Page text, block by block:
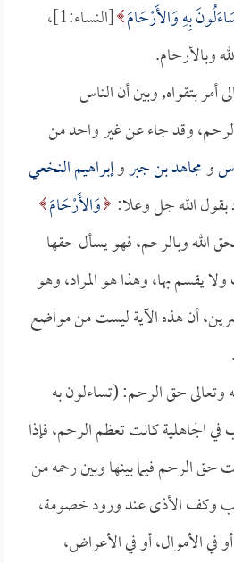
بِهِ وَالأَرْحَامَ
[النساء:1]،
وبالأرحام.
أمر بتقواه, وبين أن الناس
وقد جاء عن غير واحد من
ومجاهد بن جبروإبراهيم النخعي
بقول الله جل وعلا: وَالأَرْحَامَ
بحق الله وبالرحم، فهو يسأل حقها
يقسم بها، وهذا هو المراد، وهو
أن هذه الآية ليست من مواضع
وتعالى حق الرحم: (تساءلون به
الجاهلية كانت تعظم الرحم، فإذا
الرحم فيما بينها وبين رحمه من
وكف الأذى عند ورود خصومة،
في الأموال، أو في الأعراض،